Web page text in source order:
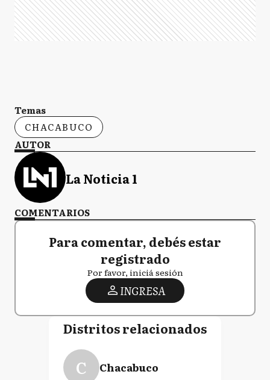
Temas
CHACABUCO
AUTOR
La Noticia 1
COMENTARIOS
Para comentar, debés estar
registrado
Por favor, iniciá sesión
INGRESA
Distritos relacionados
C Chacabuco